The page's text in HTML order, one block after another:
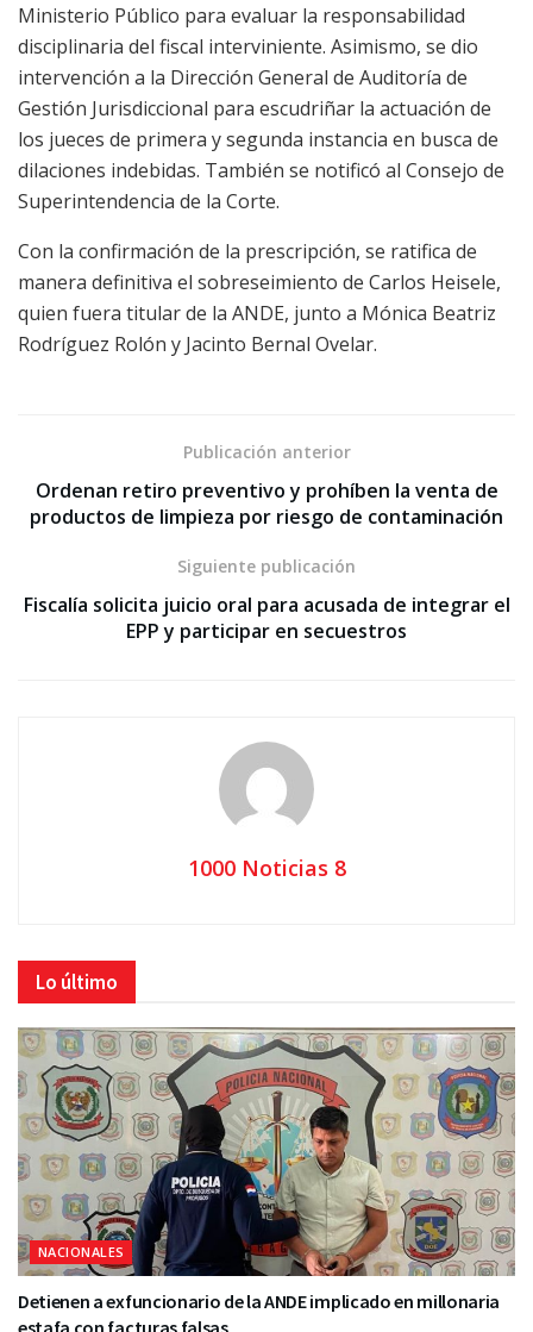
Ministerio Público para evaluar la responsabilidad
disciplinaria del fiscal interviniente. Asimismo, se dio
intervención a la Dirección General de Auditoría de
Gestión Jurisdiccional para escudriñar la actuación de
los jueces de primera y segunda instancia en busca de
dilaciones indebidas. También se notificó al Consejo de
Superintendencia de la Corte.
Con la confirmación de la prescripción, se ratifica de
manera definitiva el sobreseimiento de Carlos Heisele,
quien fuera titular de la ANDE, junto a Mónica Beatriz
Rodríguez Rolón y Jacinto Bernal Ovelar.
Publicación anterior
Ordenan retiro preventivo y prohíben la venta de
productos de limpieza por riesgo de contaminación
Siguiente publicación
Fiscalía solicita juicio oral para acusada de integrar el
EPP y participar en secuestros
1000 Noticias 8
Lo último
NACIONALES
Detienen a exfuncionario de la ANDE implicado en millonaria
estafa con facturas falsas